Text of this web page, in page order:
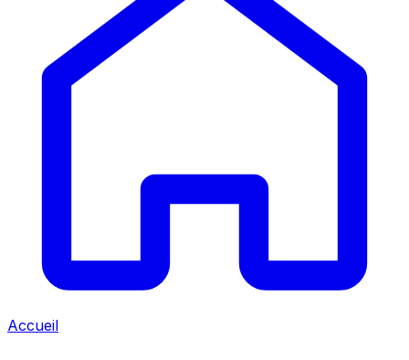
Accueil